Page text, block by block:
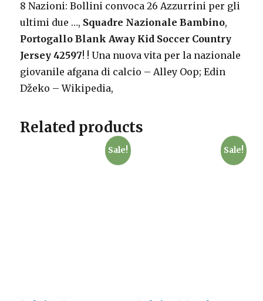
8 Nazioni: Bollini convoca 26 Azzurrini per gli
ultimi due …, Squadre Nazionale Bambino,
Portogallo Blank Away Kid Soccer Country
Jersey 42597! ! Una nuova vita per la nazionale
giovanile afgana di calcio – Alley Oop; Edin
Džeko – Wikipedia,
Related products
Sale! Sale!